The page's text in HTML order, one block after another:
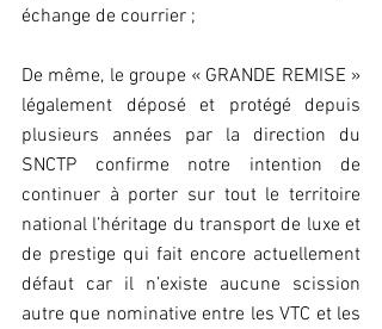
échange de courrier ;
De même, le groupe « GRANDE REMISE »
légalement déposé et protégé depuis
plusieurs années par la direction du
SNCTP confirme notre intention de
continuer à porter sur tout le territoire
national l’héritage du transport de luxe et
de prestige qui fait encore actuellement
défaut car il n’existe aucune scission
autre que nominative entre les VTC et les